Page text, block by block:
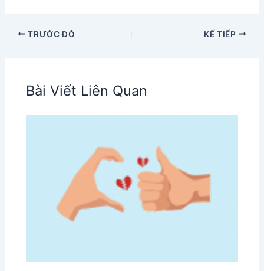
TRƯỚC ĐÓ KẾ TIẾP
Bài Viết Liên Quan